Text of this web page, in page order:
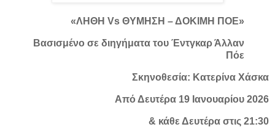
«ΛΗΘΗ Vs ΘΥΜΗΣΗ – ΔΟΚΙΜΗ ΠΟΕ»
Βασισμένο σε διηγήματα του Έντγκαρ Άλλαν
Πόε
Σκηνοθεσία: Κατερίνα Χάσκα
Από Δευτέρα 19 Ιανουαρίου 2026
& κάθε Δευτέρα στις 21:30